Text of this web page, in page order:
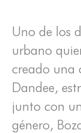
Uno de los
urbano
creado una
Dandee,
junto con
género,